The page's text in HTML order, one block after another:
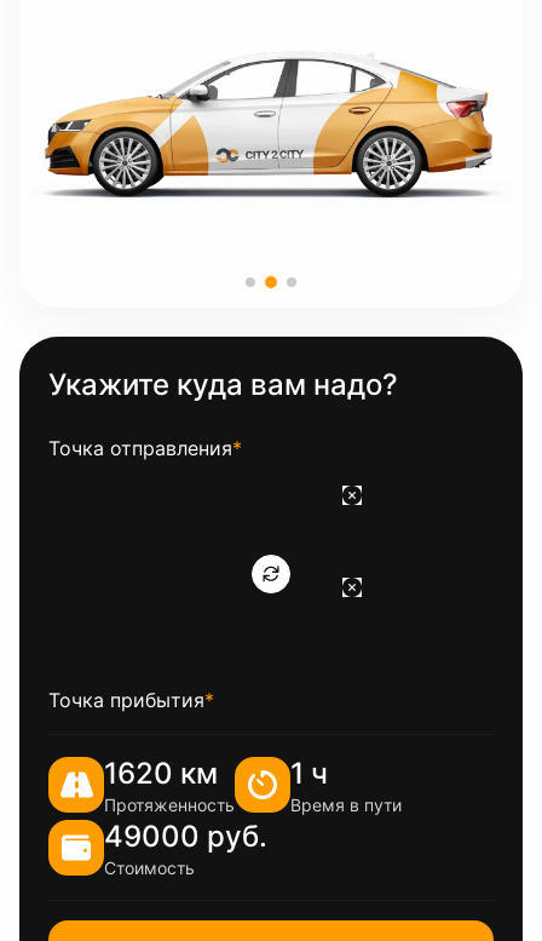
Укажите куда вам надо?
Точка отправления*
Точка прибытия*
1620 км
Протяженность
1 ч
Время в пути
49000 руб.
Стоимость